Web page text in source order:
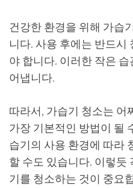
건강한 환경을 위해 가습
니다. 사용 후에는 반드시
야 합니다. 이러한 작은
어냅니다.
따라서, 가습기 청소는 어
가장 기본적인 방법이 될
습기의 사용 환경에 따라
할 수도 있습니다. 이렇듯
기를 청소하는 것이 중요